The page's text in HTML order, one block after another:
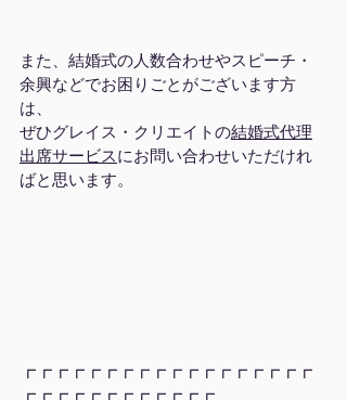
また、結婚式の人数合わせやスピーチ・
余興などでお困りごとがございます方
は、
ぜひグレイス・クリエイトの結婚式代理
出席サービスにお問い合わせいただけれ
ばと思います。
┏┏┏┏┏┏┏┏┏┏┏┏┏┏┏┏┏┏
┏┏┏┏┏┏┏┏┏┏┏┏